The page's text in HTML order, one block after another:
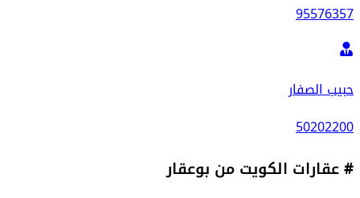
95576357
حبيب الصفار
50202200
# عقارات الكويت من بوعقار